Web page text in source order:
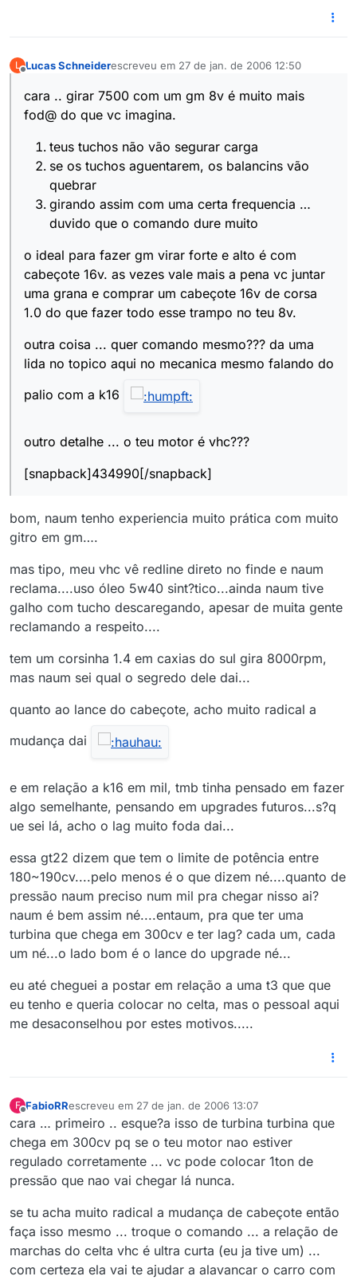
L Lucas Schneiderescreveu em 27 de jan. de 2006 12:50
última edição por
cara .. girar 7500 com um gm 8v é muito mais
fod@ do que vc imagina.
teus tuchos não vão segurar carga
se os tuchos aguentarem, os balancins vão
quebrar
girando assim com uma certa frequencia …
duvido que o comando dure muito
o ideal para fazer gm virar forte e alto é com
cabeçote 16v. as vezes vale mais a pena vc juntar
uma grana e comprar um cabeçote 16v de corsa
1.0 do que fazer todo esse trampo no teu 8v.
outra coisa ... quer comando mesmo??? da uma
lida no topico aqui no mecanica mesmo falando do
palio com a k16
outro detalhe ... o teu motor é vhc???
[snapback]434990[/snapback]
bom, naum tenho experiencia muito prática com muito
gitro em gm….
mas tipo, meu vhc vê redline direto no finde e naum
reclama....uso óleo 5w40 sint?tico...ainda naum tive
galho com tucho descaregando, apesar de muita gente
reclamando a respeito....
tem um corsinha 1.4 em caxias do sul gira 8000rpm,
mas naum sei qual o segredo dele dai...
quanto ao lance do cabeçote, acho muito radical a
mudança dai
e em relação a k16 em mil, tmb tinha pensado em fazer
algo semelhante, pensando em upgrades futuros...s?q
ue sei lá, acho o lag muito foda dai...
essa gt22 dizem que tem o limite de potência entre
180~190cv....pelo menos é o que dizem né....quanto de
pressão naum preciso num mil pra chegar nisso ai?
naum é bem assim né....entaum, pra que ter uma
turbina que chega em 300cv e ter lag? cada um, cada
um né...o lado bom é o lance do upgrade né...
eu até cheguei a postar em relação a uma t3 que que
eu tenho e queria colocar no celta, mas o pessoal aqui
me desaconselhou por estes motivos.....
F FabioRRescreveu em 27 de jan. de 2006 13:07
última edição por
cara … primeiro .. esque?a isso de turbina turbina que
chega em 300cv pq se o teu motor nao estiver
regulado corretamente ... vc pode colocar 1ton de
pressão que nao vai chegar lá nunca.
se tu acha muito radical a mudança de cabeçote então
faça isso mesmo ... troque o comando ... a relação de
marchas do celta vhc é ultra curta (eu ja tive um) ...
com certeza ela vai te ajudar a alavancar o carro com